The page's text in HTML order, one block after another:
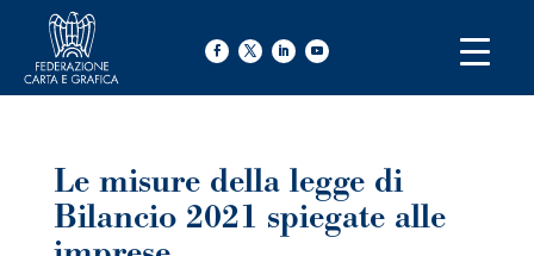
Le misure della legge di
Bilancio 2021 spiegate alle